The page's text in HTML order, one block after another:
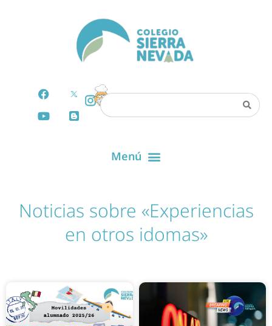
Noticias sobre «Experiencias
en otros idomas»